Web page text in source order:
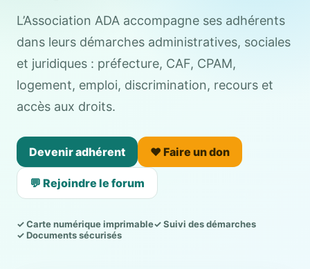
L’Association ADA accompagne ses adhérents
dans leurs démarches administratives, sociales
et juridiques : préfecture, CAF, CPAM,
logement, emploi, discrimination, recours et
accès aux droits.
Devenir adhérent ❤️ Faire un don
💬 Rejoindre le forum
✓ Carte numérique imprimable✓ Suivi des démarches
✓ Documents sécurisés